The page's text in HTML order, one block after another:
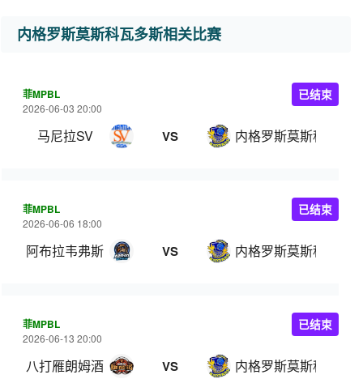
内格罗斯莫斯科瓦多斯相关比赛
菲MPBL
2026-06-03 20:00
马尼拉SV VS 内格罗斯莫斯科瓦多
已结束
菲MPBL
2026-06-06 18:00
阿布拉韦弗斯 VS 内格罗斯莫斯科瓦多
已结束
菲MPBL
2026-06-13 20:00
八打雁朗姆酒 VS 内格罗斯莫斯科瓦多
已结束